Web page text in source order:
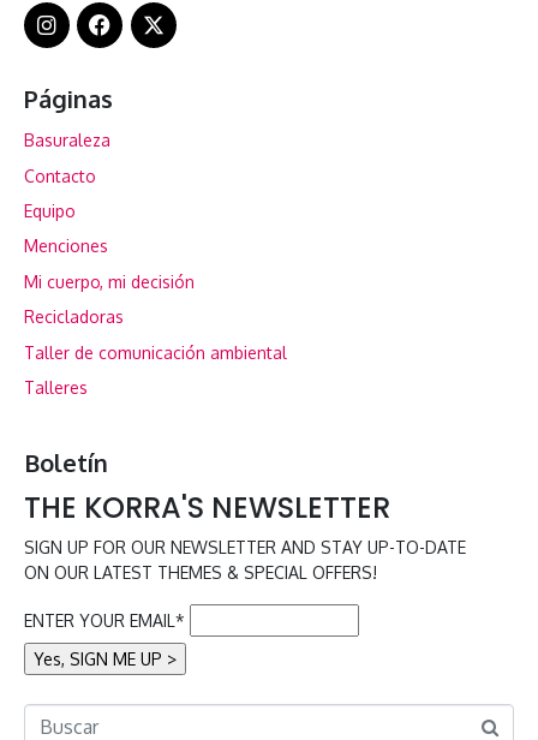
Páginas
Basuraleza
Contacto
Equipo
Menciones
Mi cuerpo, mi decisión
Recicladoras
Taller de comunicación ambiental
Talleres
Boletín
THE KORRA'S NEWSLETTER
SIGN UP FOR OUR NEWSLETTER AND STAY UP-TO-DATE
ON OUR LATEST THEMES & SPECIAL OFFERS!
ENTER YOUR EMAIL*